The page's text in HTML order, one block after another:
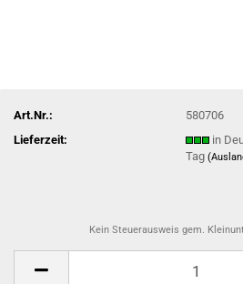
Art.Nr.:
580706
Lieferzeit:
in
Tag
Kein Steuerausweis gem.